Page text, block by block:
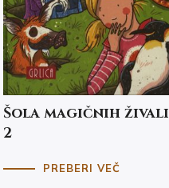
Šola magičnih živali
2
PREBERI VEČ